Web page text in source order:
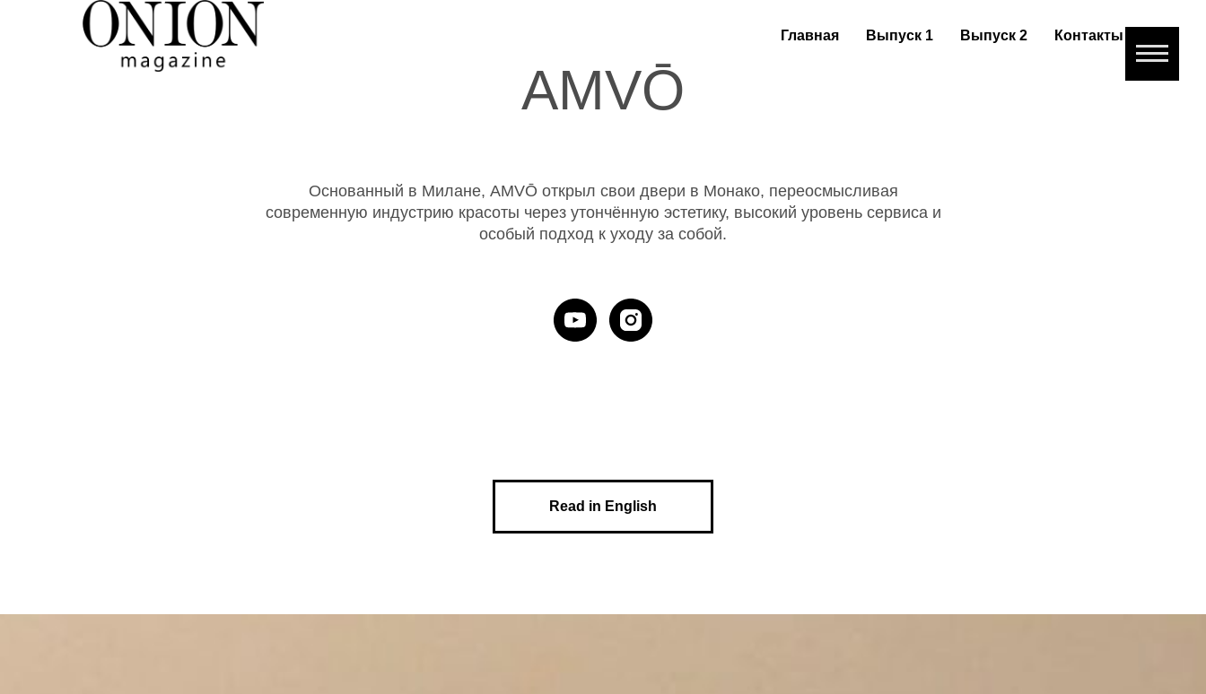
Главная Выпуск 1 Выпуск 2 Контакты
AMVŌ
Основанный в Милане, AMVŌ открыл свои двери в Монако, переосмысливая
современную индустрию красоты через утончённую эстетику, высокий уровень сервиса и
особый подход к уходу за собой.
Read in English